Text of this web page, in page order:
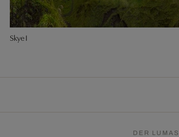
Skye I
DER